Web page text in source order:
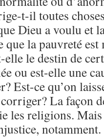
t-il toutes
Dieu a voulu et
que la pauvreté
le destin de
ou est-elle une
Est-ce qu’on
La façon
les religions.
notamment.